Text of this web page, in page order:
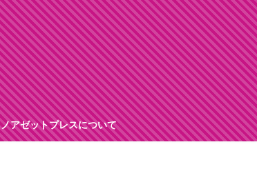
ノアゼットプレスについて